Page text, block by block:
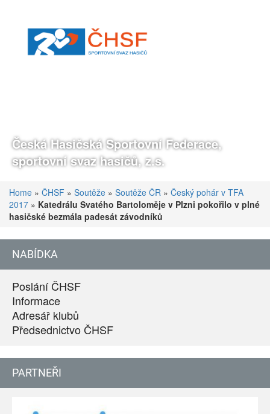
Česká Hasičská Sportovní Federace,
sportovní svaz hasičů, z.s.
Home » ČHSF » Soutěže » Soutěže ČR » Český pohár v TFA
2017 » Katedrálu Svatého Bartoloměje v Plzni pokořilo v plné
hasičské bezmála padesát závodníků
NABÍDKA
Poslání ČHSF
Informace
Adresář klubů
Předsednictvo ČHSF
PARTNEŘI